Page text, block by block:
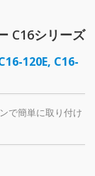
C16シリーズ
120E, C16-
で簡単に取り付け